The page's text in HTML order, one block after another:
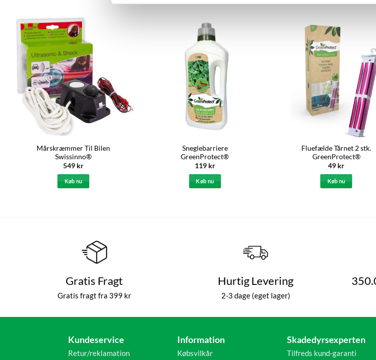
Mårskræmmer Til Bilen
Swissinno®
549 kr
Køb nu
Sneglebarriere
GreenProtect®
119 kr
Køb nu
Fluefælde Tårnet 2 stk.
GreenProtect®
49 kr
Køb nu
Gratis Fragt
Gratis fragt fra 399 kr
Hurtig Levering
2-3 dage (eget lager)
Kundeservice
Retur/reklamation
Information
Købsvilkår
Skadedyrsexperten
Tilfreds kund-garanti